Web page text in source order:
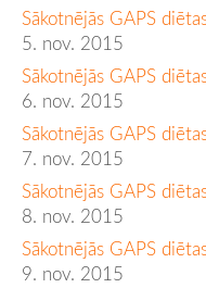
Sākotnējās GAPS
5. nov. 2015
Sākotnējās GAPS
6. nov. 2015
Sākotnējās GAPS
7. nov. 2015
Sākotnējās GAPS
8. nov. 2015
Sākotnējās GAPS
9. nov. 2015